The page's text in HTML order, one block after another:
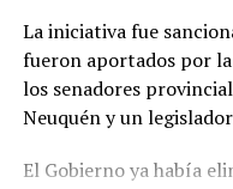
que Viene, que busca
Passalacqua en 2027.
Volver a los 17
El nuevo bloque,
La iniciativa fue
fueron aportados por la
los senadores
Neuquén y un
El Gobierno ya había